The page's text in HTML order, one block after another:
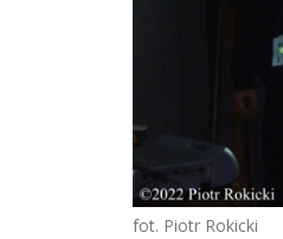
fot. Piotr Rokicki